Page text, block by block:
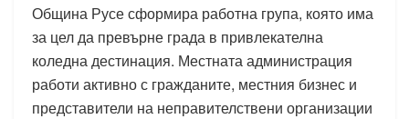
Община Русе сформира работна група, която има
за цел да превърне града в привлекателна
коледна дестинация. Местната администрация
работи активно с гражданите, местния бизнес и
представители на неправителствени организации